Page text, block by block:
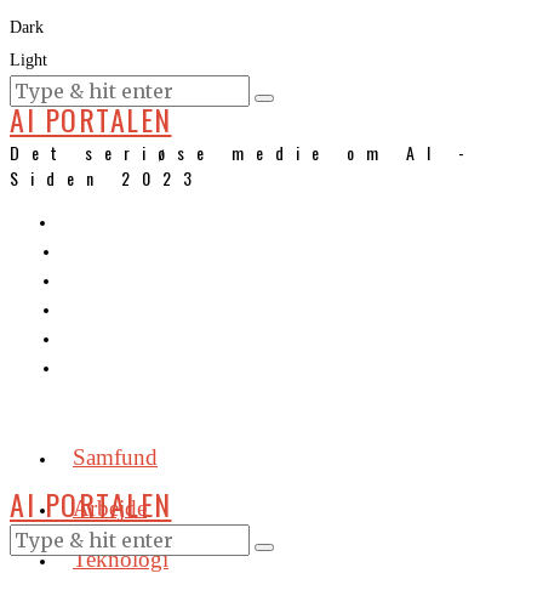
Dark
Light
KURSER
AI PORTALEN
Det seriøse medie om AI -
Siden 2023
Samfund
Arbejde
Teknologi
AI PORTALEN